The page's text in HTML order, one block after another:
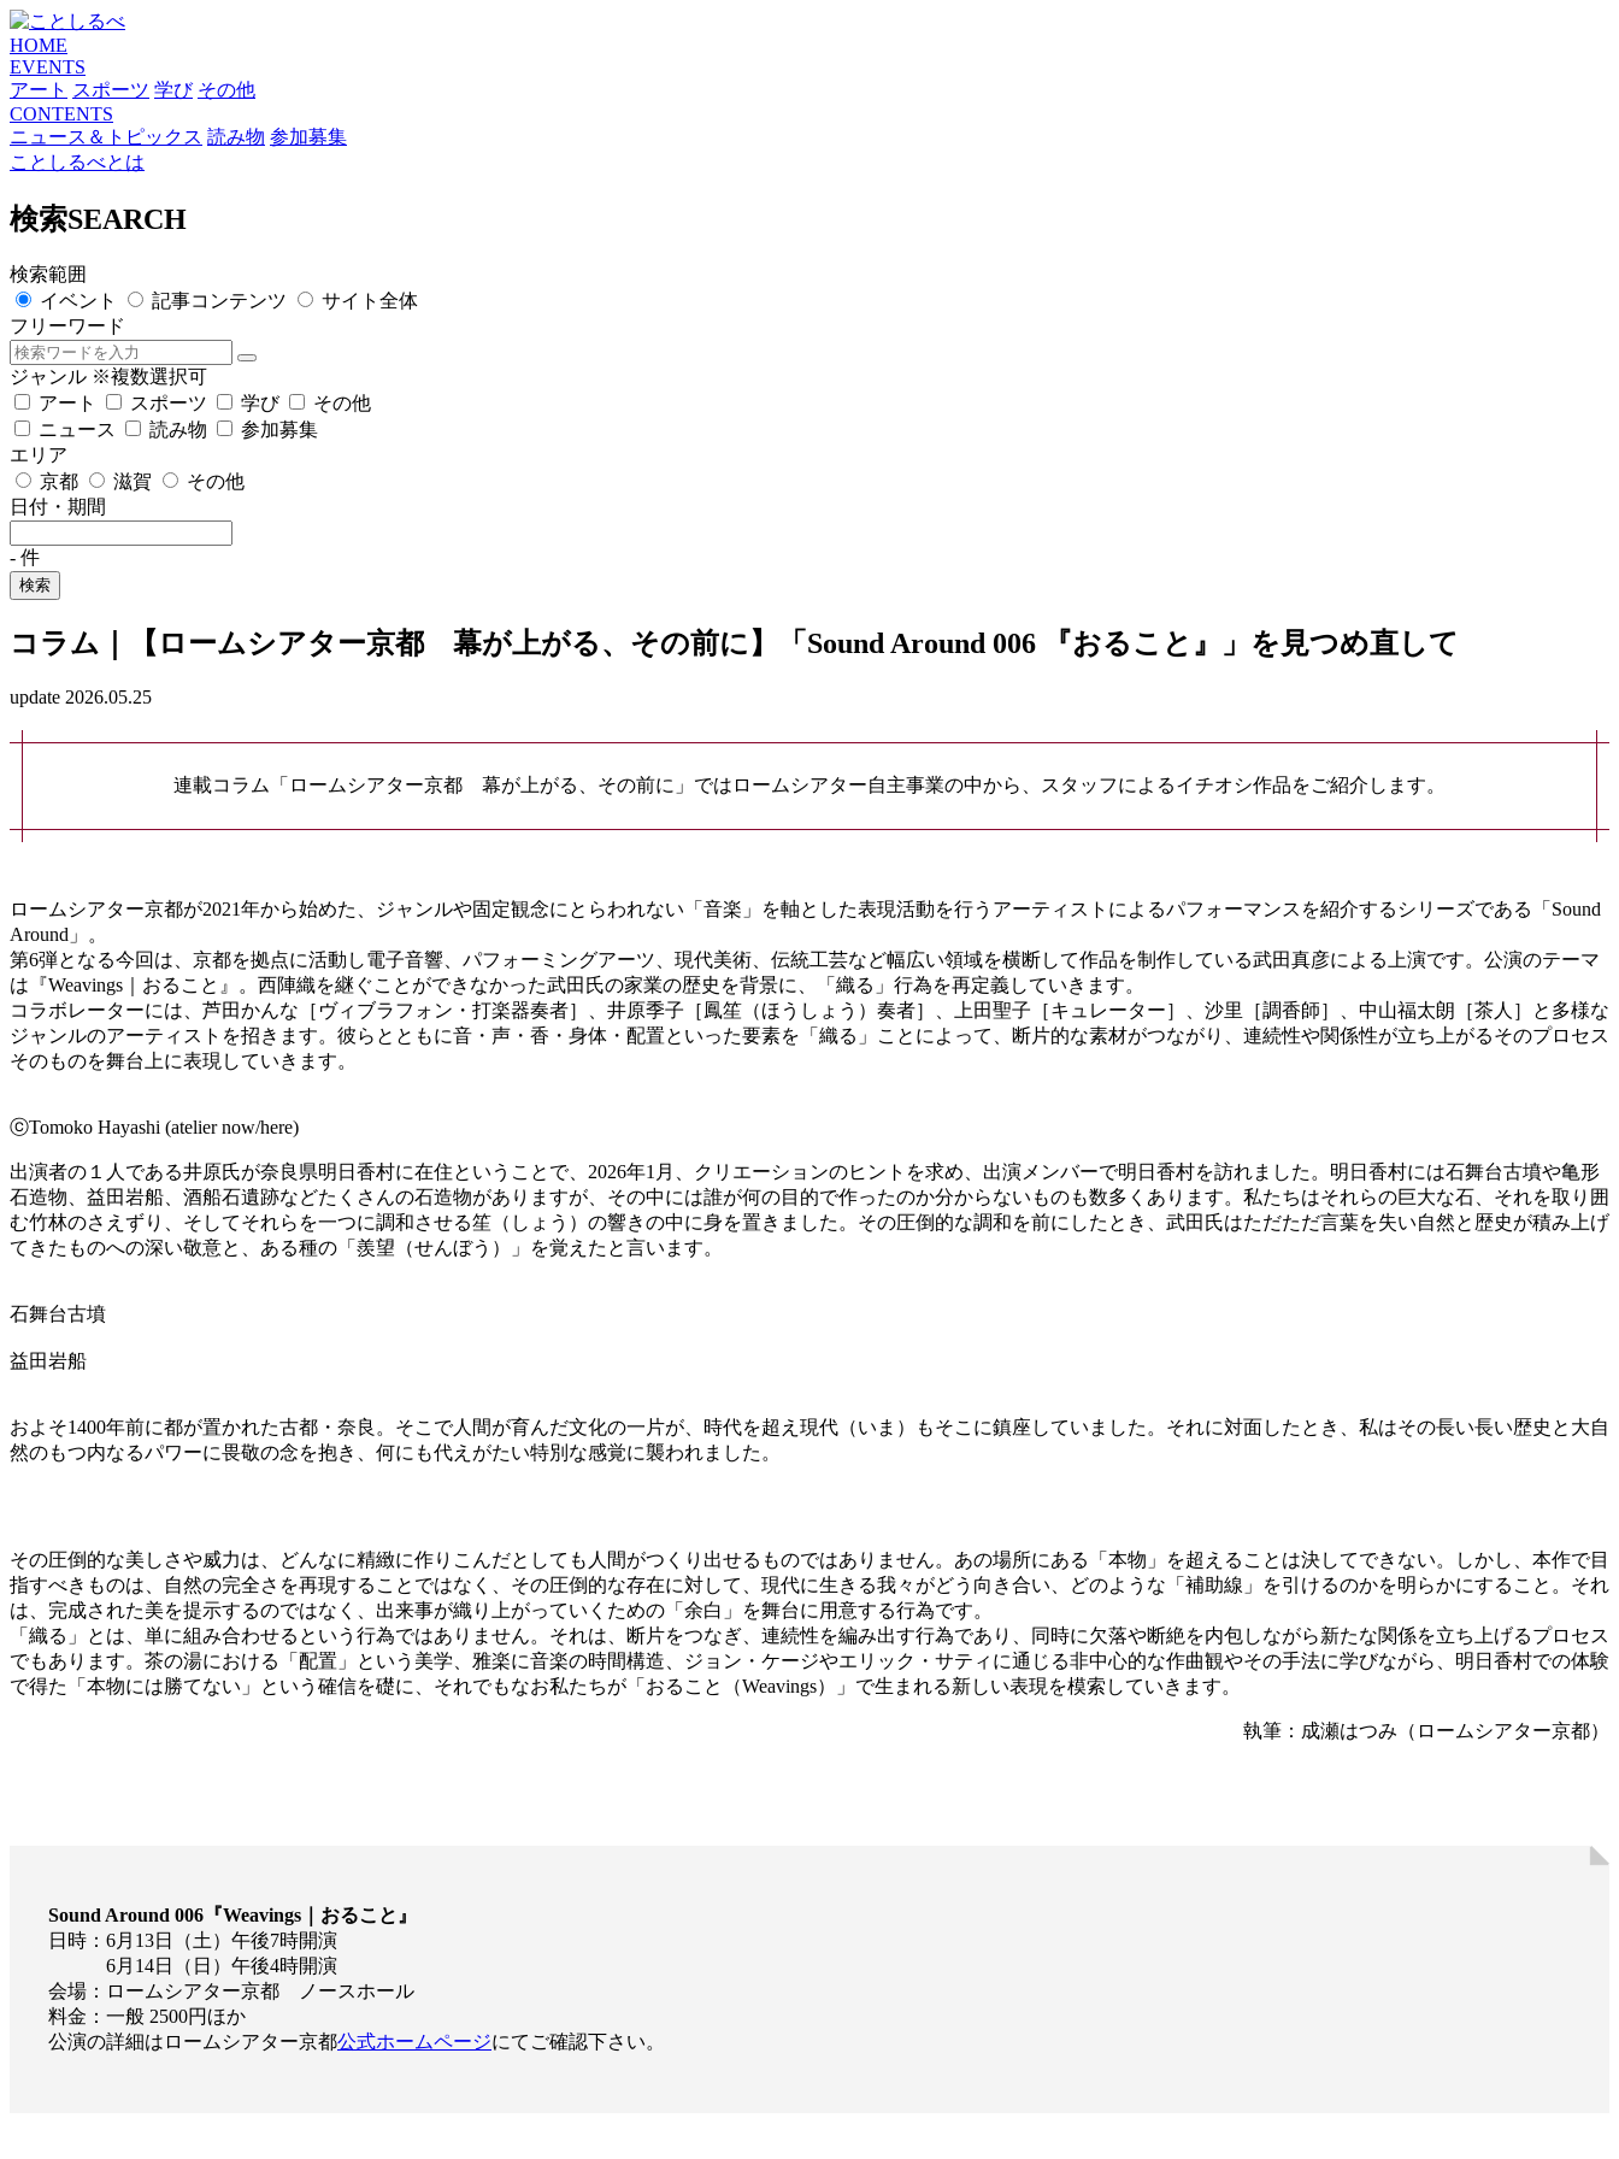
HOME
EVENTS
アート スポーツ 学び その他
CONTENTS
ニュース＆トピックス 読み物 参加募集
ことしるべとは
検索SEARCH
検索範囲
イベント
記事コンテンツ
サイト全体
フリーワード
ジャンル ※複数選択可
アート
スポーツ 学び
その他
ニュース
読み物
参加募集
エリア
京都
滋賀
その他
日付・期間
- 件
検索
コラム｜【ロームシアター京都 幕が上がる、その前に】「Sound Around 006 『おること』」を見つめ直して
update 2026.05.25
連載コラム「ロームシアター京都 幕が上がる、その前に」ではロームシアター自主事業の中から、スタッフによるイチオシ作品をご紹介します。
ロームシアター京都が2021年から始めた、ジャンルや固定観念にとらわれない「音楽」を軸とした表現活動を行うアーティストによるパフォーマンスを紹介するシリーズである「Sound
Around」。
第6弾となる今回は、京都を拠点に活動し電子音響、パフォーミングアーツ、現代美術、伝統工芸など幅広い領域を横断して作品を制作している武田真彦による上演です。公演のテーマ
は『Weavings｜おること』。西陣織を継ぐことができなかった武田氏の家業の歴史を背景に、「織る」行為を再定義していきます。
コラボレーターには、芦田かんな［ヴィブラフォン・打楽器奏者］、井原季子［鳳笙（ほうしょう）奏者］、上田聖子［キュレーター］、沙里［調香師］、中山福太朗［茶人］と多様な
ジャンルのアーティストを招きます。彼らとともに音・声・香・身体・配置といった要素を「織る」ことによって、断片的な素材がつながり、連続性や関係性が立ち上がるそのプロセス
そのものを舞台上に表現していきます。
ⓒTomoko Hayashi (atelier now/here)
出演者の１人である井原氏が奈良県明日香村に在住ということで、2026年1月、クリエーションのヒントを求め、出演メンバーで明日香村を訪れました。明日香村には石舞台古墳や亀形
石造物、益田岩船、酒船石遺跡などたくさんの石造物がありますが、その中には誰が何の目的で作ったのか分からないものも数多くあります。私たちはそれらの巨大な石、それを取り囲
む竹林のさえずり、そしてそれらを一つに調和させる笙（しょう）の響きの中に身を置きました。その圧倒的な調和を前にしたとき、武田氏はただただ言葉を失い自然と歴史が積み上げ
てきたものへの深い敬意と、ある種の「羨望（せんぼう）」を覚えたと言います。
石舞台古墳
益田岩船
およそ1400年前に都が置かれた古都・奈良。そこで人間が育んだ文化の一片が、時代を超え現代（いま）もそこに鎮座していました。それに対面したとき、私はその長い長い歴史と大自
然のもつ内なるパワーに畏敬の念を抱き、何にも代えがたい特別な感覚に襲われました。
その圧倒的な美しさや威力は、どんなに精緻に作りこんだとしても人間がつくり出せるものではありません。あの場所にある「本物」を超えることは決してできない。しかし、本作で目
指すべきものは、自然の完全さを再現することではなく、その圧倒的な存在に対して、現代に生きる我々がどう向き合い、どのような「補助線」を引けるのかを明らかにすること。それ
は、完成された美を提示するのではなく、出来事が織り上がっていくための「余白」を舞台に用意する行為です。
「織る」とは、単に組み合わせるという行為ではありません。それは、断片をつなぎ、連続性を編み出す行為であり、同時に欠落や断絶を内包しながら新たな関係を立ち上げるプロセス
でもあります。茶の湯における「配置」という美学、雅楽に音楽の時間構造、ジョン・ケージやエリック・サティに通じる非中心的な作曲観やその手法に学びながら、明日香村での体験
で得た「本物には勝てない」という確信を礎に、それでもなお私たちが「おること（Weavings）」で生まれる新しい表現を模索していきます。
執筆：成瀬はつみ（ロームシアター京都）
Sound Around 006『Weavings｜おること』
日時：6月13日（土）午後7時開演
6月14日（日）午後4時開演
会場：ロームシアター京都 ノースホール
料金：一般 2500円ほか
公演の詳細はロームシアター京都公式ホームページにてご確認下さい。